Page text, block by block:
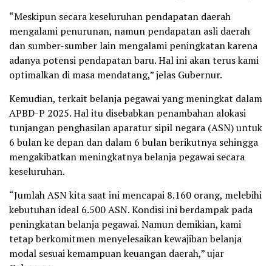
“Meskipun secara keseluruhan pendapatan daerah
mengalami penurunan, namun pendapatan asli daerah
dan sumber-sumber lain mengalami peningkatan karena
adanya potensi pendapatan baru. Hal ini akan terus kami
optimalkan di masa mendatang,” jelas Gubernur.
Kemudian, terkait belanja pegawai yang meningkat dalam
APBD-P 2025. Hal itu disebabkan penambahan alokasi
tunjangan penghasilan aparatur sipil negara (ASN) untuk
6 bulan ke depan dan dalam 6 bulan berikutnya sehingga
mengakibatkan meningkatnya belanja pegawai secara
keseluruhan.
“Jumlah ASN kita saat ini mencapai 8.160 orang, melebihi
kebutuhan ideal 6.500 ASN. Kondisi ini berdampak pada
peningkatan belanja pegawai. Namun demikian, kami
tetap berkomitmen menyelesaikan kewajiban belanja
modal sesuai kemampuan keuangan daerah,” ujar